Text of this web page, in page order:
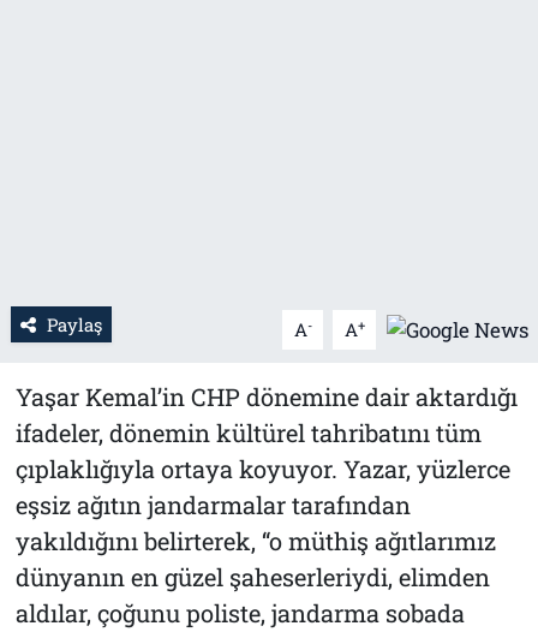
Paylaş A- A+
Yaşar Kemal’in CHP dönemine dair aktardığı
ifadeler, dönemin kültürel tahribatını tüm
çıplaklığıyla ortaya koyuyor. Yazar, yüzlerce
eşsiz ağıtın jandarmalar tarafından
yakıldığını belirterek, “o müthiş ağıtlarımız
dünyanın en güzel şaheserleriydi, elimden
aldılar, çoğunu poliste, jandarma sobada